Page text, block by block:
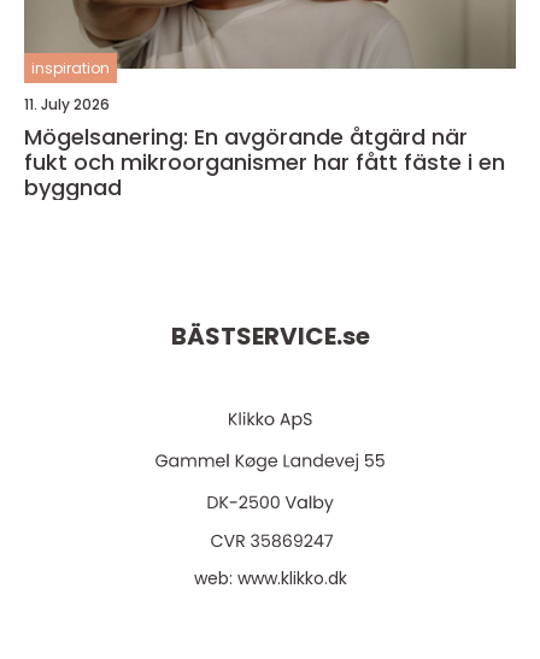
inspiration
11. July 2026
Mögelsanering: En avgörande åtgärd när
fukt och mikroorganismer har fått fäste i en
byggnad
BÄSTSERVICE.se
web: www.klikko.dk